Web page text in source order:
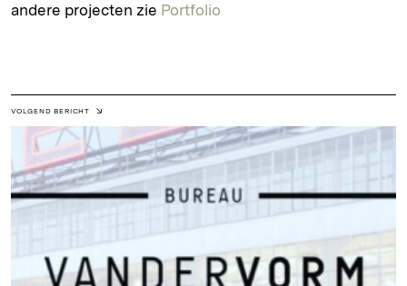
andere projecten zie Portfolio
VOLGEND BERICHT